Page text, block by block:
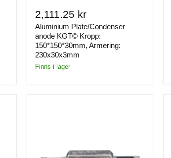
2,111.25 kr
Aluminium Plate/Condenser
anode KGT© Kropp:
150*150*30mm, Armering:
230x30x3mm
Finns i lager